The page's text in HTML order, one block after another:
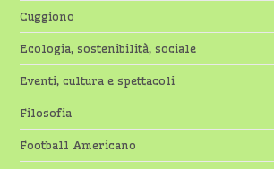
Cuggiono
Ecologia, sostenibilità, sociale
Eventi, cultura e spettacoli
Filosofia
Football Americano